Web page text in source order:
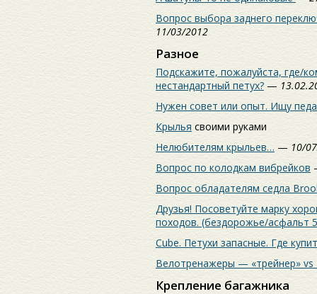
Вопрос выбора заднего
11/03/2012
Разное
Подскажите, пожалуйста, где/
нестандартный петух? —
Нужен совет или опыт. Ищу
Крылья своими руками
Нелюбителям крыльев… — 10/
Вопрос по колодкам вибрейков
Вопрос обладателям седла
Друзья! Посоветуйте марку
походов. (бездорожье/асфальт
Cube. Петухи запасные. Где
Велотренажеры — «трейнер»
Крепление багажника